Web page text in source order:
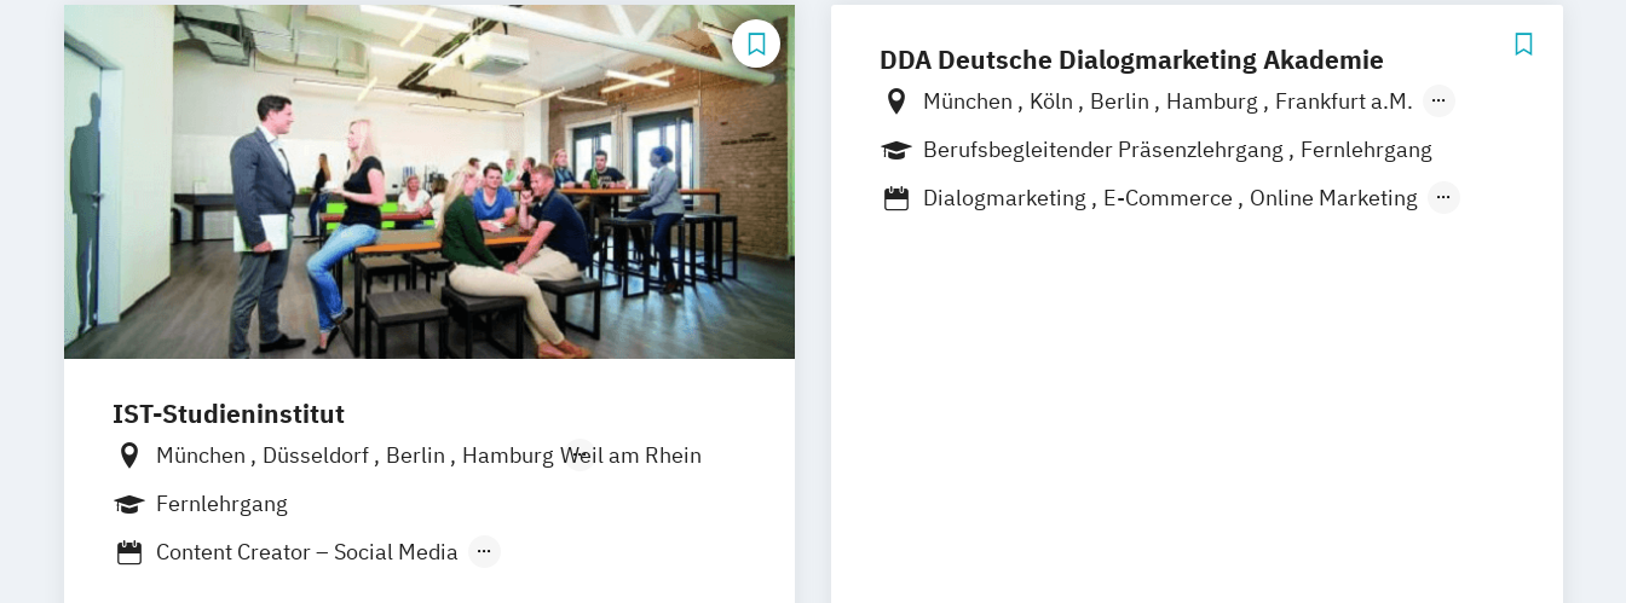
IST-Studieninstitut
München Düsseldorf Berlin Hamburg Weil am Rhein
Fernlehrgang
Content Creator – Social Media
DDA Deutsche Dialogmarketing Akademie
München Köln Berlin Hamburg
Frankfurt a.M.
Stuttgart
Berufsbegleitender Präsenzlehrgang
Fernlehrgang
Dialogmarketing
E-Commerce
Online Marketing